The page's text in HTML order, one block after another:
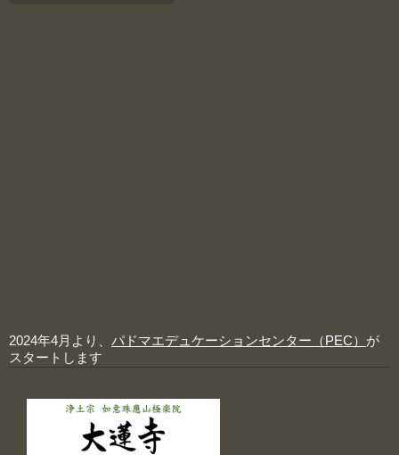
2024年4月より、 パドマエデュケーションセンター（PEC） が
スタートします